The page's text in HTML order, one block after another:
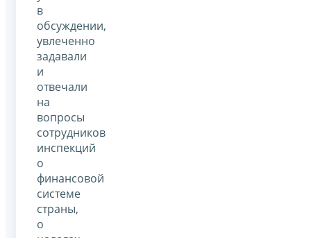
в
обсуждении,
увлеченно
задавали
и
отвечали
на
вопросы
сотрудников
инспекций
о
финансовой
системе
страны,
о